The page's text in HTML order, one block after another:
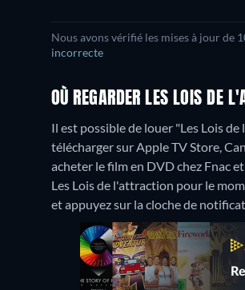
Nous avons vérifié les mises à jour de
incorrecte
OÙ REGARDER LES LOIS DE
Il est possible de louer "Les Lois
télécharger sur Apple TV Store,
acheter le film en DVD chez Fnac
Les Lois de l'attraction pour le
et appuyez sur la cloche de